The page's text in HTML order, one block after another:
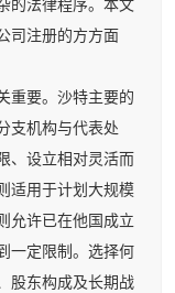
的法律程序。本文
司注册的方方面
要。沙特主要的
支机构与代表处
、设立相对灵活而
适用于计划大规模
允许已在他国成立
一定限制。选择何
股东构成及长期战